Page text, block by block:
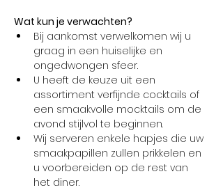
Wat kun je verwachten?
Bij aankomst verwelkomen wij u
graag in een huiselijke en
ongedwongen sfeer.
U heeft de keuze uit een
assortiment verfijnde cocktails of
een smaakvolle mocktails om de
avond stijlvol te beginnen.
Wij serveren enkele hapjes die uw
smaakpapillen zullen prikkelen en
u voorbereiden op de rest van
het diner.